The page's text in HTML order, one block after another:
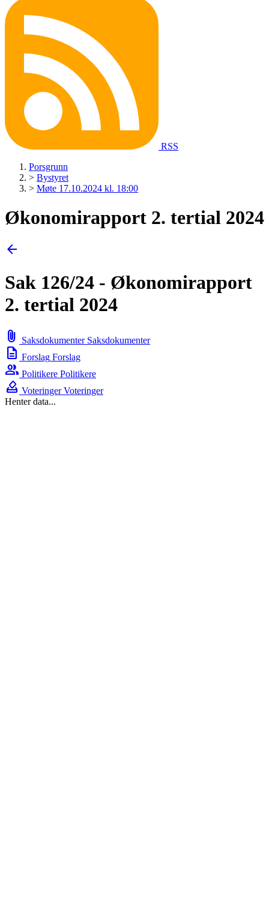
RSS
Porsgrunn
> Bystyret
> Møte 17.10.2024 kl. 18:00
Økonomirapport 2. tertial 2024
arrow_back
Sak 126/24 - Økonomirapport
2. tertial 2024
attach_file Saksdokumenter Saksdokumenter
description Forslag Forslag
group Politikere Politikere
how_to_vote Voteringer Voteringer
Henter data...